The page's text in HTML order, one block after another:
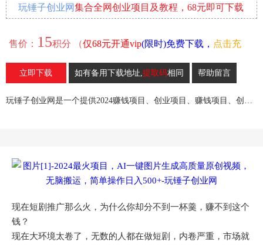
玩锤子创业网集合全网创业项目及教程，68元即可下载
售价： 15积分 （仅68元开通vip(限时)免费下载， 点击充
）
立即下载 如有备用下载地址,提取码相同 帮助留言
玩锤子创业网是一个提供2024赚钱项目、创业项目、赚钱项目、创业赚钱教程、引流教程的创业网,欢迎来玩锤子创业网！
现在短剧推广那么火，为什么你却分不到一杯羹，赚不到这个
钱？
现在大环境太卷了，无数的人都在做短剧，内卷严重，市场就